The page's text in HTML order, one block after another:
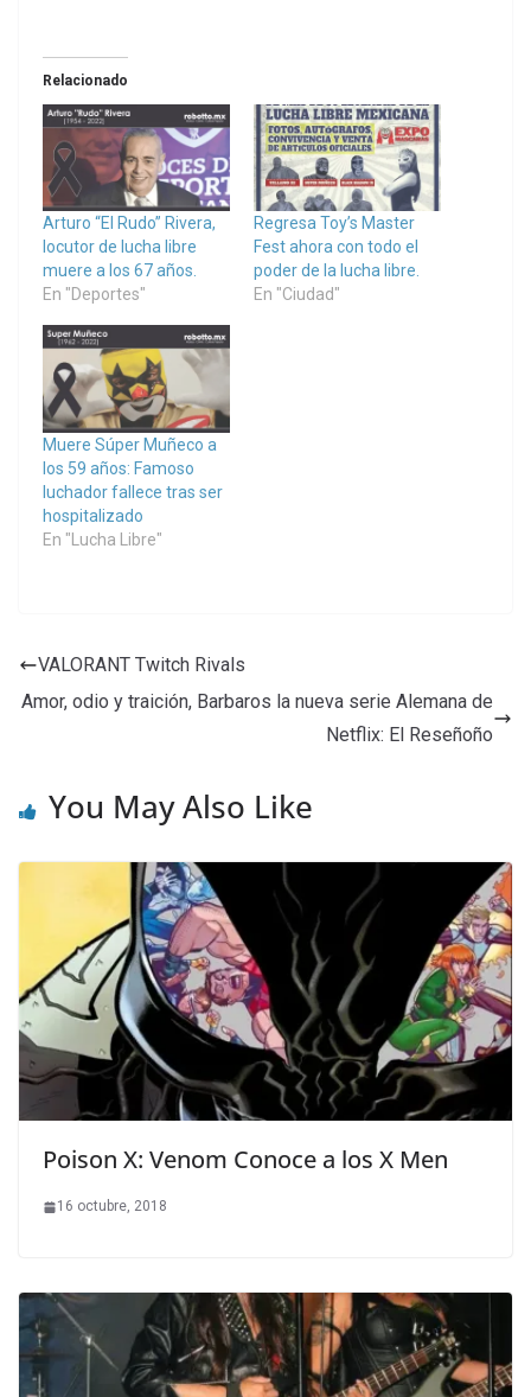
Relacionado
Arturo “El Rudo” Rivera,
locutor de lucha libre
muere a los 67 años.
En "Deportes"
Regresa Toy’s Master
Fest ahora con todo el
poder de la lucha libre.
En "Ciudad"
Muere Súper Muñeco a
los 59 años: Famoso
luchador fallece tras ser
hospitalizado
En "Lucha Libre"
VALORANT Twitch Rivals
Amor, odio y traición, Barbaros la nueva serie Alemana de
Netflix: El Reseñoño
You May Also Like
Poison X: Venom Conoce a los X Men
16 octubre, 2018